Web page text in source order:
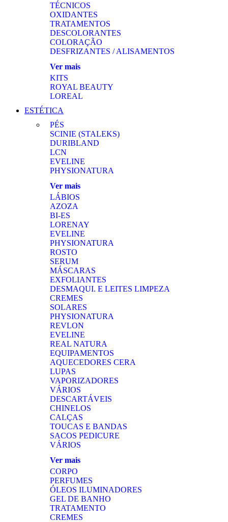
TÉCNICOS
OXIDANTES
TRATAMENTOS
DESCOLORANTES
COLORAÇÃO
DESFRIZANTES / ALISAMENTOS
Ver mais
KITS
ROYAL BEAUTY
LOREAL
ESTÉTICA
PÉS
SCINIE (STALEKS)
DURIBLAND
LCN
EVELINE
PHYSIONATURA
Ver mais
LÁBIOS
AZOZA
BI-ES
LORENAY
EVELINE
PHYSIONATURA
ROSTO
SERUM
MÁSCARAS
EXFOLIANTES
DESMAQUI. E LEITES LIMPEZA
CREMES
SOLARES
PHYSIONATURA
REVLON
EVELINE
REAL NATURA
EQUIPAMENTOS
AQUECEDORES CERA
LUPAS
VAPORIZADORES
VÁRIOS
DESCARTÁVEIS
CHINELOS
CALÇAS
TOUCAS E BANDAS
SACOS PEDICURE
VÁRIOS
Ver mais
CORPO
PERFUMES
ÓLEOS ILUMINADORES
GEL DE BANHO
TRATAMENTO
CREMES